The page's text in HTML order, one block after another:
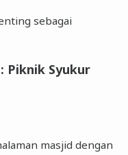
sebagai
Piknik Syukur
masjid dengan